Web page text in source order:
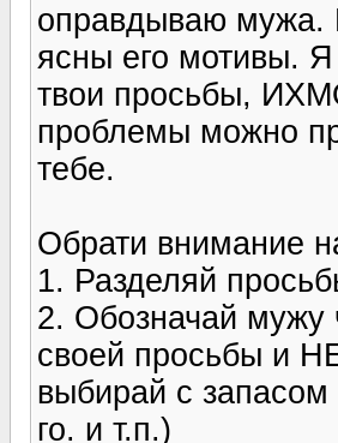
оправдываю мужа.
ясны его мотивы. Я
твои просьбы,
проблемы можно
тебе.
Обрати внимание
1. Разделяй
2. Обозначай мужу
своей просьбы и
выбирай с
го. и т.п.)